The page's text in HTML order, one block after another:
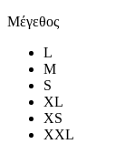
Μέγεθος
L
M
S
XL
XS
XXL